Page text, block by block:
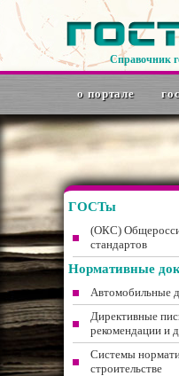
Справочник
о портале
ГОСТы
(ОКС)
стандартов
Нормативные
Автомобильные
Директивные
рекомендации и
Системы
строительстве